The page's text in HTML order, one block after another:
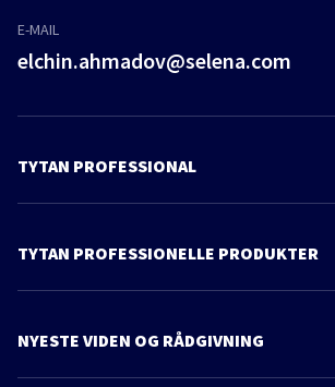
E-MAIL
elchin.ahmadov@selena.com
TYTAN PROFESSIONAL
Om os
Produkter
TYTAN PROFESSIONELLE PRODUKTER
Skumklæbemidler
NYESTE VIDEN OG RÅDGIVNING
Flere artikler